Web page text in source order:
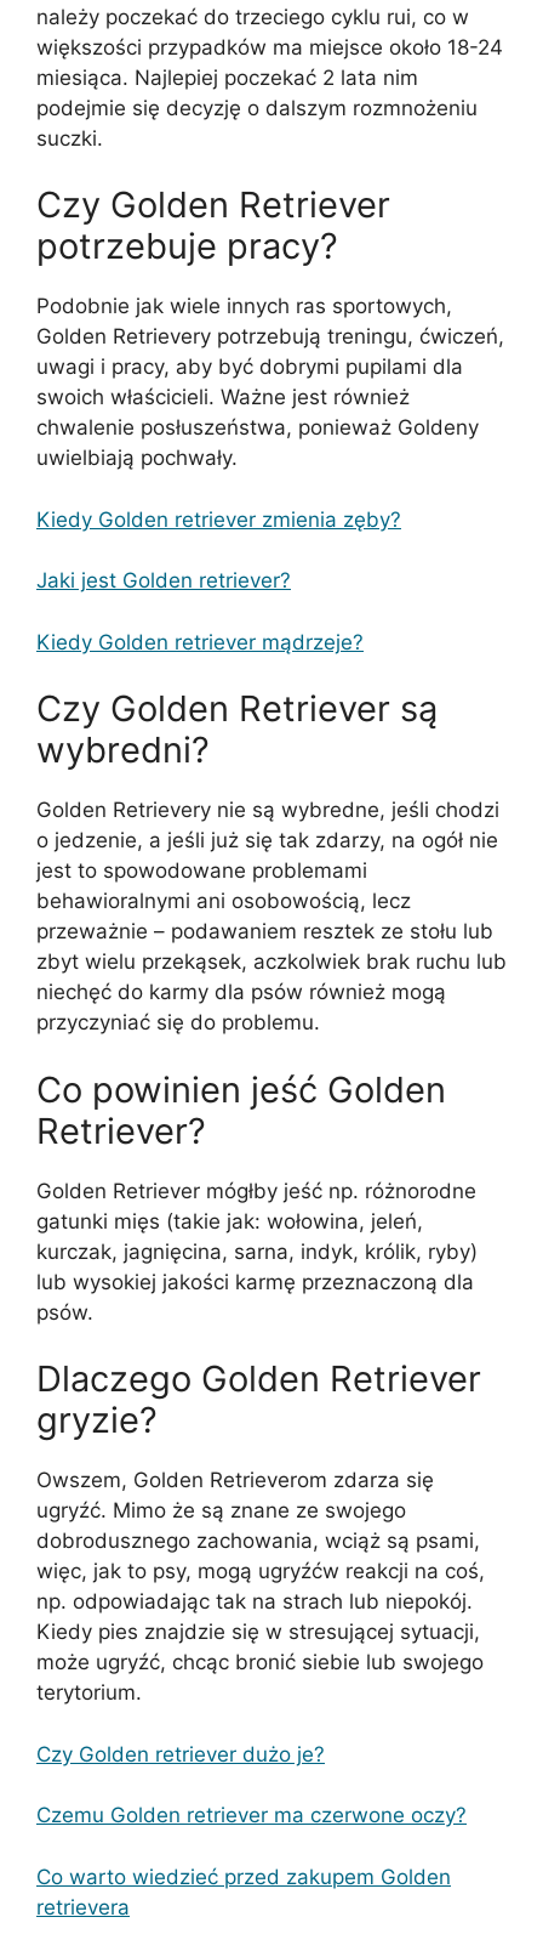
należy poczekać do trzeciego cyklu rui, co w
większości przypadków ma miejsce około 18-24
miesiąca. Najlepiej poczekać 2 lata nim
podejmie się decyzję o dalszym rozmnożeniu
suczki.
Czy Golden Retriever
potrzebuje pracy?
Podobnie jak wiele innych ras sportowych,
Golden Retrievery potrzebują treningu, ćwiczeń,
uwagi i pracy, aby być dobrymi pupilami dla
swoich właścicieli. Ważne jest również
chwalenie posłuszeństwa, ponieważ Goldeny
uwielbiają pochwały.
Kiedy Golden retriever zmienia zęby?
Jaki jest Golden retriever?
Kiedy Golden retriever mądrzeje?
Czy Golden Retriever są
wybredni?
Golden Retrievery nie są wybredne, jeśli chodzi
o jedzenie, a jeśli już się tak zdarzy, na ogół nie
jest to spowodowane problemami
behawioralnymi ani osobowością, lecz
przeważnie – podawaniem resztek ze stołu lub
zbyt wielu przekąsek, aczkolwiek brak ruchu lub
niechęć do karmy dla psów również mogą
przyczyniać się do problemu.
Co powinien jeść Golden
Retriever?
Golden Retriever mógłby jeść np. różnorodne
gatunki mięs (takie jak: wołowina, jeleń,
kurczak, jagnięcina, sarna, indyk, królik, ryby)
lub wysokiej jakości karmę przeznaczoną dla
psów.
Dlaczego Golden Retriever
gryzie?
Owszem, Golden Retrieverom zdarza się
ugryźć. Mimo że są znane ze swojego
dobrodusznego zachowania, wciąż są psami,
więc, jak to psy, mogą ugryźćw reakcji na coś,
np. odpowiadając tak na strach lub niepokój.
Kiedy pies znajdzie się w stresującej sytuacji,
może ugryźć, chcąc bronić siebie lub swojego
terytorium.
Czy Golden retriever dużo je?
Czemu Golden retriever ma czerwone oczy?
Co warto wiedzieć przed zakupem Golden
retrievera